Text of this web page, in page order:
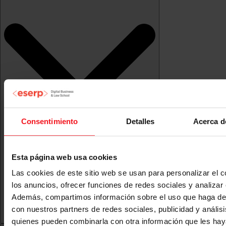
Consentimiento Detalles Acerca
Esta página web usa cookies
Las cookies de este sitio web se usan para personalizar el
los anuncios, ofrecer funciones de redes sociales y analizar
Además, compartimos información sobre el uso que haga
con nuestros partners de redes sociales, publicidad y
quienes pueden combinarla con otra información que les